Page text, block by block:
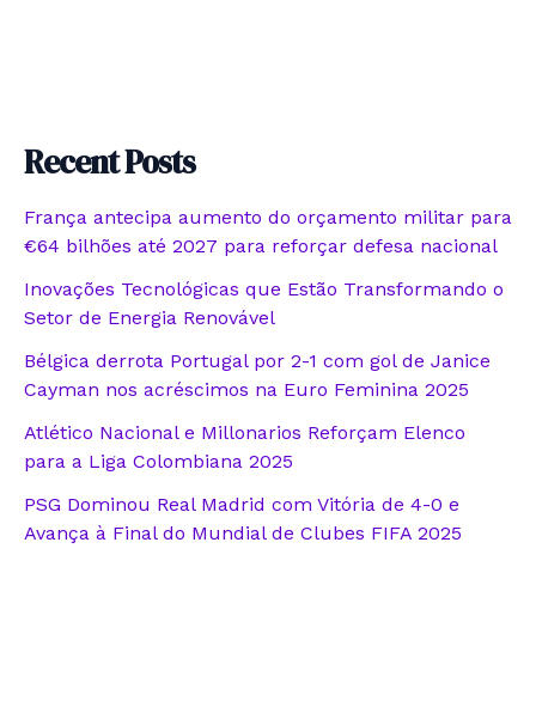
Recent Posts
França antecipa aumento do orçamento militar para
€64 bilhões até 2027 para reforçar defesa nacional
Inovações Tecnológicas que Estão Transformando o
Setor de Energia Renovável
Bélgica derrota Portugal por 2-1 com gol de Janice
Cayman nos acréscimos na Euro Feminina 2025
Atlético Nacional e Millonarios Reforçam Elenco
para a Liga Colombiana 2025
PSG Dominou Real Madrid com Vitória de 4-0 e
Avança à Final do Mundial de Clubes FIFA 2025